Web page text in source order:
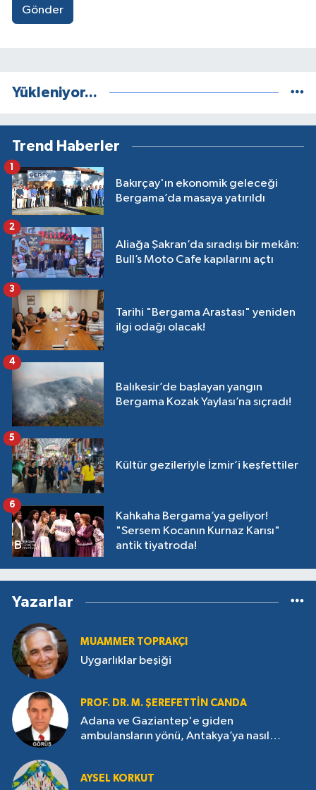
Gönder
Yükleniyor...
Trend Haberler
Bakırçay'ın ekonomik geleceği
Bergama’da masaya yatırıldı
1
Aliağa Şakran’da sıradışı bir mekân:
Bull’s Moto Cafe kapılarını açtı
2
Tarihi "Bergama Arastası" yeniden
ilgi odağı olacak!
3
Balıkesir’de başlayan yangın
Bergama Kozak Yaylası’na sıçradı!
4
Kültür gezileriyle İzmir’i keşfettiler
5
Kahkaha Bergama’ya geliyor!
"Sersem Kocanın Kurnaz Karısı"
antik tiyatroda!
6
Yazarlar
MUAMMER TOPRAKÇI
Uygarlıklar beşiği
PROF. DR. M. ŞEREFETTIN CANDA
Adana ve Gaziantep'e giden
ambulansların yönü, Antakya’ya nasıl
AYSEL KORKUT